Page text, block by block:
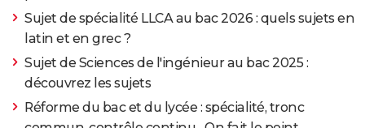
Sujet de spécialité LLCA au bac 2026 : quels sujets en
latin et en grec ?
Sujet de Sciences de l'ingénieur au bac 2025 :
découvrez les sujets
Réforme du bac et du lycée : spécialité, tronc